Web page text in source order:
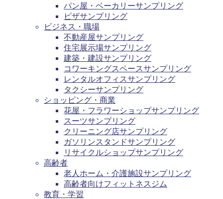
パン屋・ベーカリーサンプリング
ピザサンプリング
ビジネス・職場
不動産屋サンプリング
住宅展示場サンプリング
建築・建設サンプリング
コワーキングスペースサンプリング
レンタルオフィスサンプリング
タクシーサンプリング
ショッピング・商業
花屋・フラワーショップサンプリング
スーツサンプリング
クリーニング店サンプリング
ガソリンスタンドサンプリング
リサイクルショップサンプリング
高齢者
老人ホーム・介護施設サンプリング
高齢者向けフィットネスジム
教育・学習